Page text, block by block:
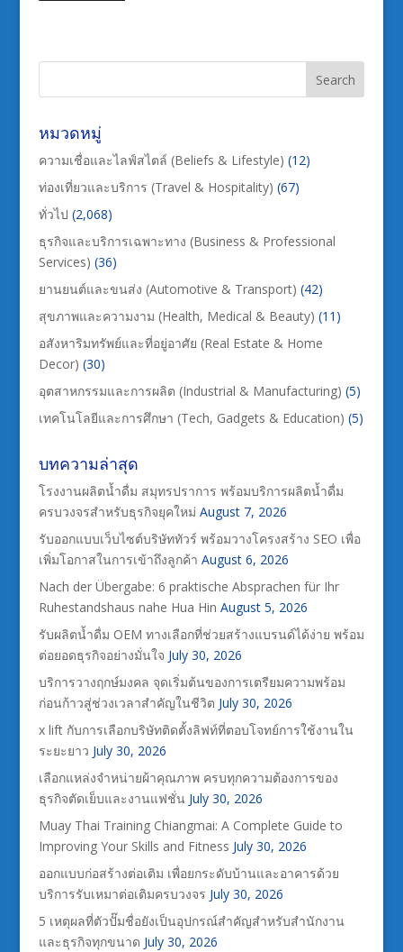
หมวดหมู่
ความเชื่อและไลฟ์สไตล์ (Beliefs & Lifestyle) (12)
ท่องเที่ยวและบริการ (Travel & Hospitality) (67)
ทั่วไป (2,068)
ธุรกิจและบริการเฉพาะทาง (Business & Professional
Services) (36)
ยานยนต์และขนส่ง (Automotive & Transport) (42)
สุขภาพและความงาม (Health, Medical & Beauty) (11)
อสังหาริมทรัพย์และที่อยู่อาศัย (Real Estate & Home
Decor) (30)
อุตสาหกรรมและการผลิต (Industrial & Manufacturing) (5)
เทคโนโลยีและการศึกษา (Tech, Gadgets & Education) (5)
บทความล่าสุด
โรงงานผลิตน้ำดื่ม สมุทรปราการ พร้อมบริการผลิตน้ำดื่ม
ครบวงจรสำหรับธุรกิจยุคใหม่ August 7, 2026
รับออกแบบเว็บไซต์บริษัททัวร์ พร้อมวางโครงสร้าง SEO เพื่อ
เพิ่มโอกาสในการเข้าถึงลูกค้า August 6, 2026
Nach der Übergabe: 6 praktische Absprachen für Ihr
Ruhestandshaus nahe Hua Hin August 5, 2026
รับผลิตน้ำดื่ม OEM ทางเลือกที่ช่วยสร้างแบรนด์ได้ง่าย พร้อม
ต่อยอดธุรกิจอย่างมั่นใจ July 30, 2026
บริการวางฤกษ์มงคล จุดเริ่มต้นของการเตรียมความพร้อม
ก่อนก้าวสู่ช่วงเวลาสำคัญในชีวิต July 30, 2026
x lift กับการเลือกบริษัทติดตั้งลิฟท์ที่ตอบโจทย์การใช้งานใน
ระยะยาว July 30, 2026
เลือกแหล่งจำหน่ายผ้าคุณภาพ ครบทุกความต้องการของ
ธุรกิจตัดเย็บและงานแฟชั่น July 30, 2026
Muay Thai Training Chiangmai: A Complete Guide to
Improving Your Skills and Fitness July 30, 2026
ออกแบบก่อสร้างต่อเติม เพื่อยกระดับบ้านและอาคารด้วย
บริการรับเหมาต่อเติมครบวงจร July 30, 2026
5 เหตุผลที่ตัวปั๊มชื่อยังเป็นอุปกรณ์สำคัญสำหรับสำนักงาน
และธุรกิจทุกขนาด July 30, 2026